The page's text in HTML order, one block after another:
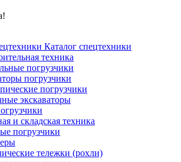
Каталог спецтехники
техника
погрузчики
погрузчики
погрузчики
экскаваторы
и складская техника
погрузчики
тележки (рохли)